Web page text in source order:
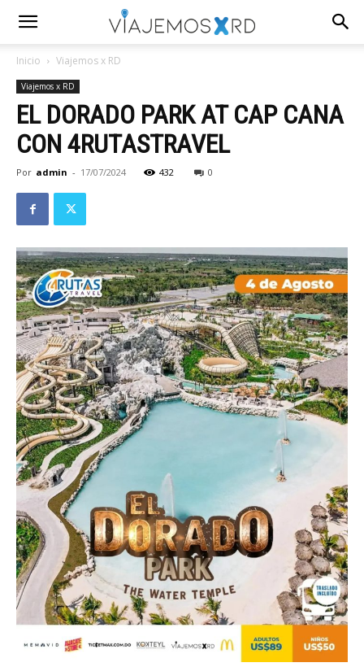
Inicio Viajemos x RD
Viajemos x RD
EL DORADO PARK AT CAP CANA
CON 4RUTASTRAVEL
Por admin - 17/07/2024 432 0